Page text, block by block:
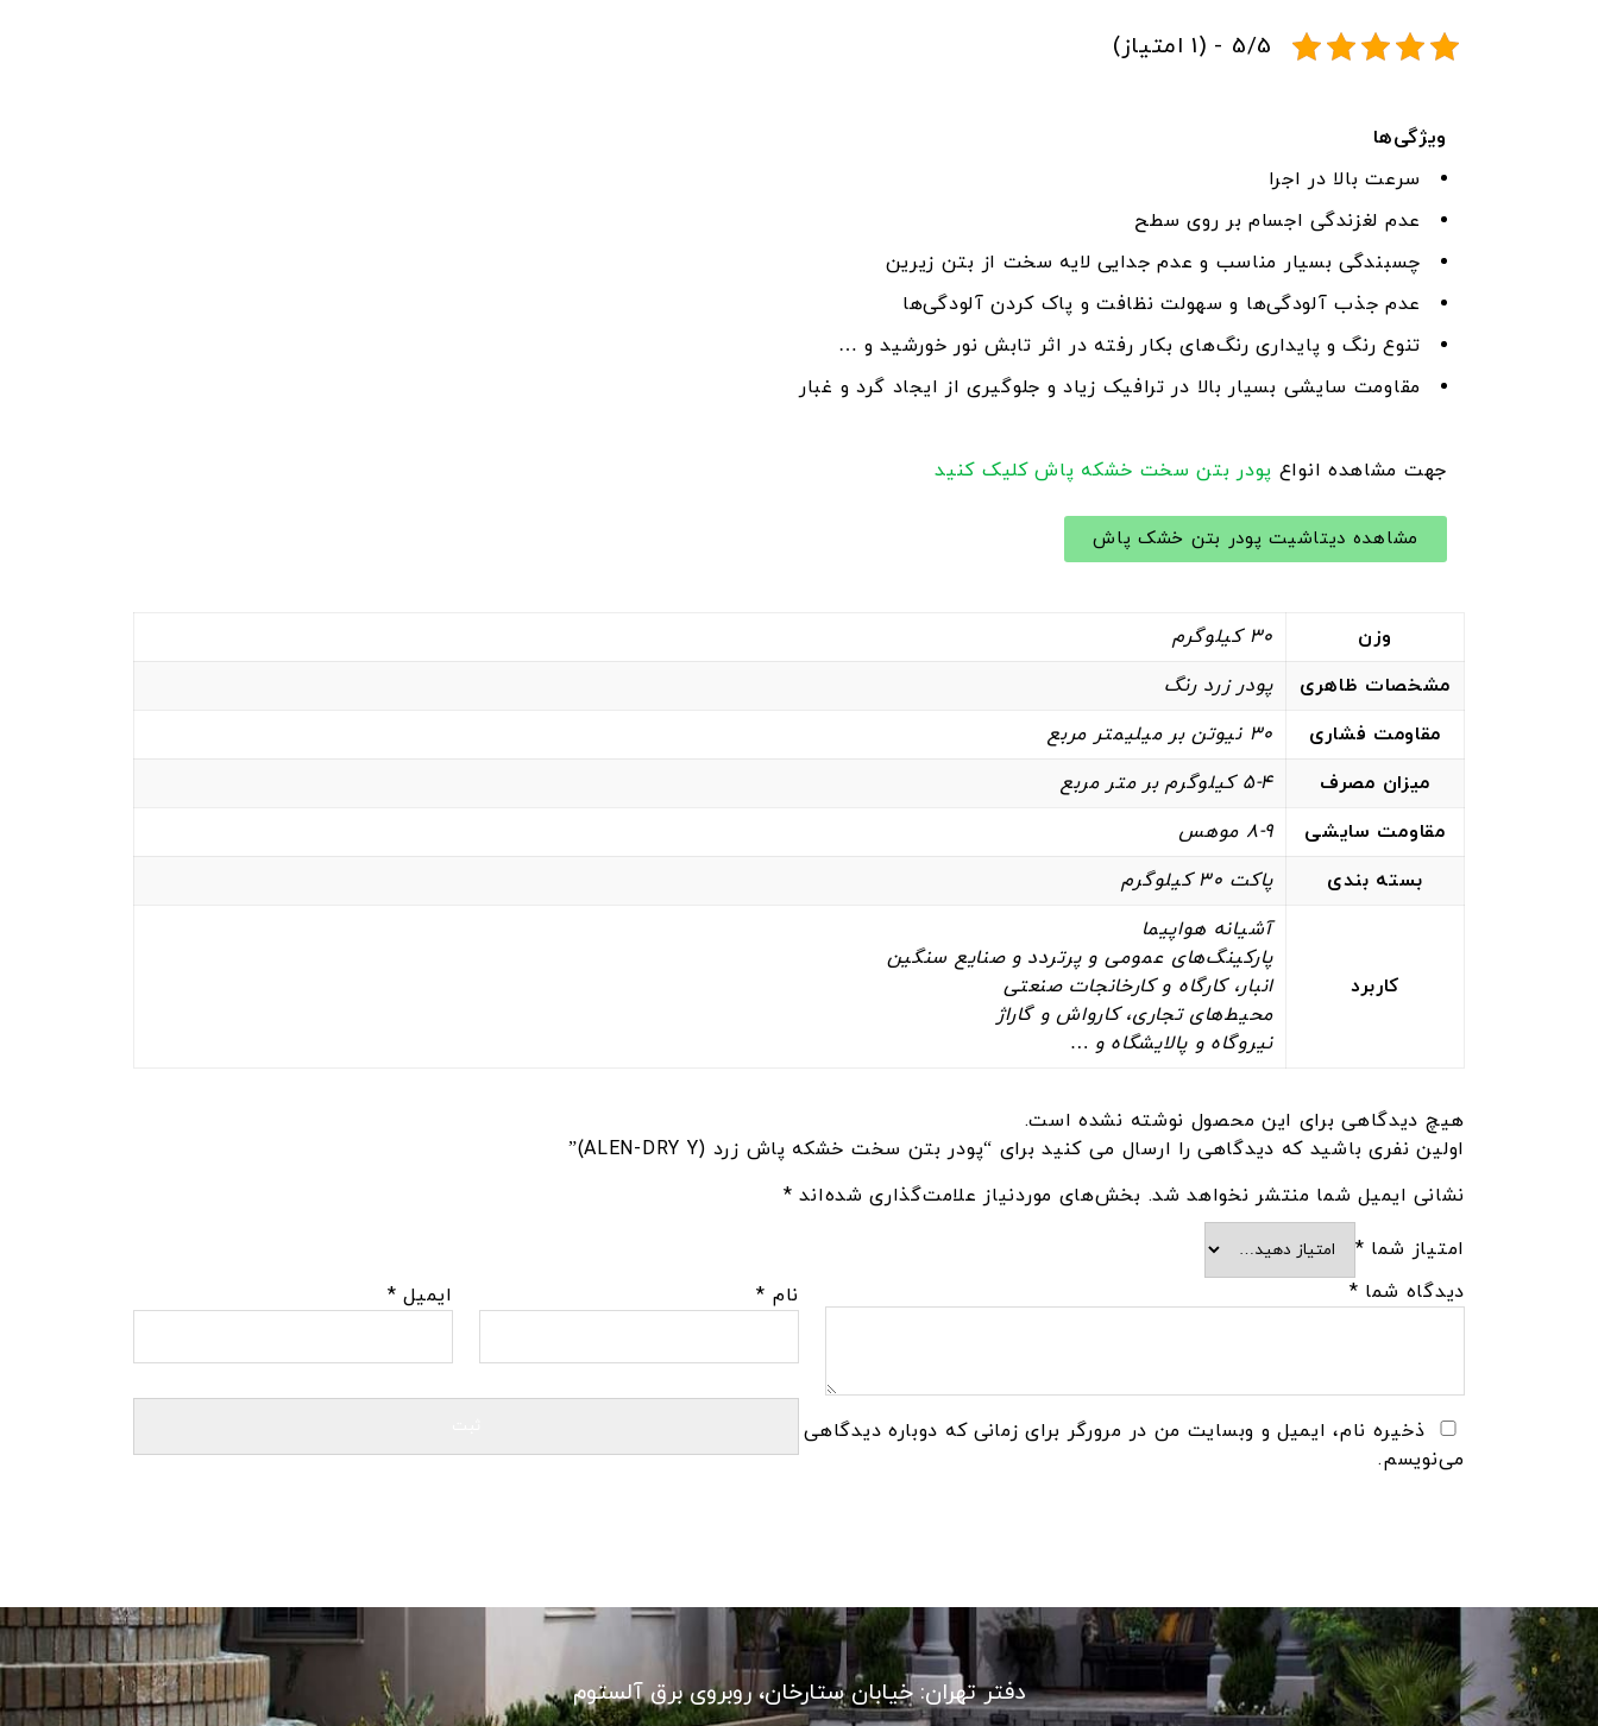
5/5 - (1 امتیاز)
ویژگیها
سرعت بالا در اجرا
عدم لغزندگی اجسام بر روی سطح
چسبندگی بسیار مناسب و عدم جدایی لایه سخت از بتن زیرین
عدم جذب آلودگی‌ها و سهولت نظافت و پاک کردن آلودگی‌ها
تنوع رنگ و پایداری رنگ‌های بکار رفته در اثر تابش نور خورشید و …
مقاومت سایشی بسیار بالا در ترافیک زیاد و جلوگیری از ایجاد گرد و غبار
جهت مشاهده انواع پودر بتن سخت خشکه پاشکلیک کنید
مشاهده دیتاشیت پودر بتن خشک پاش
وزن
30 کیلوگرم
مشخصات ظاهری
پودر زرد رنگ
مقاومت فشاری
30 نیوتن بر میلیمتر مربع
میزان مصرف
5-4 کیلوگرم بر متر مربع
مقاومت سایشی
8-9 موهس
بسته بندی
پاکت 30 کیلوگرم
کاربرد
آشیانه هواپیما
پارکینگ‌های عمومی و پرتردد و صنایع سنگین
انبار، کارگاه و کارخانجات صنعتی
محیط‌های تجاری، کارواش و گاراژ
نیروگاه‌ و پالایشگاه‌ و …
هیچ دیدگاهی برای این محصول نوشته نشده است.
اولین نفری باشید که دیدگاهی را ارسال می کنید برای “پودر بتن سخت خشکه پاش زرد (ALEN-DRY Y)”
نشانی ایمیل شما منتشر نخواهد شد. بخش‌های موردنیاز علامت‌گذاری شده‌اند *
امتیاز شما *
دیدگاه شما * نام * ایمیل *
ذخیره نام، ایمیل و وبسایت من در مرورگر برای زمانی که دوباره دیدگاهی
می‌نویسم.
دفتر تهران: خیابان ستارخان، روبروی برق آلستوم